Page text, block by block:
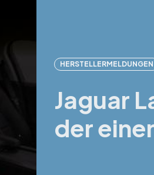
HERSTELLERMELDUNGEN
Jaguar
der